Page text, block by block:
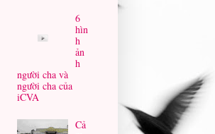
6
hìn
h
ản
h
người cha và
người cha của
iCVA
Cả